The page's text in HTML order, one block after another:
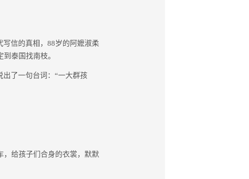
信的真相，88岁的阿嬷淑柔
泰国找南枝。
了一句台词：“一大群孩
给孩子们合身的衣裳，默默